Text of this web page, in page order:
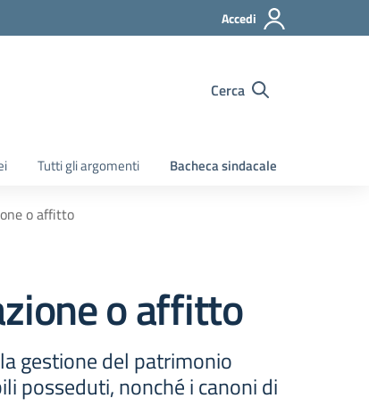
Accedi
Cerca
Tutti gli argomenti Bacheca sindacale
o affitto
o affitto
gestione del patrimonio
posseduti, nonché i canoni di